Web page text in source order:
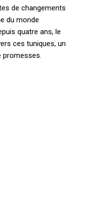
de changements
du monde
quatre ans, le
ces tuniques, un
promesses.